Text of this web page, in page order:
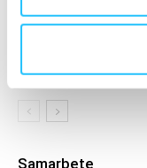
Samarbete